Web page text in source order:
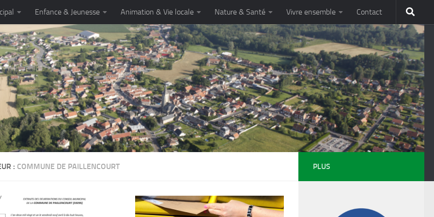
Enfance & Jeunesse Animation & Vie locale Nature & Santé Vivre ensemble Contact
: COMMUNE DE PAILLENCOURT PLUS